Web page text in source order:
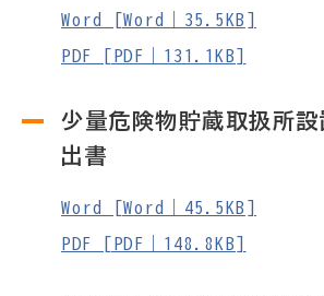
Word [Word｜35.5KB]
PDF [PDF｜131.1KB]
少量危険物貯蔵取扱所
出書
Word [Word｜45.5KB]
PDF [PDF｜148.8KB]